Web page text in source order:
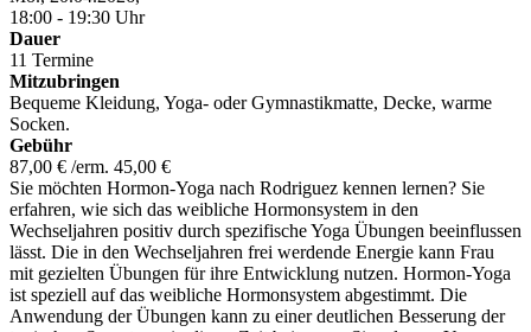
18:00 - 19:30 Uhr
Dauer
11 Termine
Mitzubringen
Bequeme Kleidung, Yoga- oder Gymnastikmatte, Decke, warme
Socken.
Gebühr
87,00 € /erm. 45,00 €
Sie möchten Hormon-Yoga nach Rodriguez kennen lernen? Sie
erfahren, wie sich das weibliche Hormonsystem in den
Wechseljahren positiv durch spezifische Yoga Übungen beeinflussen
lässt. Die in den Wechseljahren frei werdende Energie kann Frau
mit gezielten Übungen für ihre Entwicklung nutzen. Hormon-Yoga
ist speziell auf das weibliche Hormonsystem abgestimmt. Die
Anwendung der Übungen kann zu einer deutlichen Besserung der